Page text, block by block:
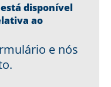
disponível
ao
e nós